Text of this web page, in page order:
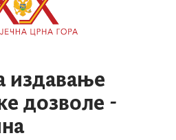
издавање
дозволе -